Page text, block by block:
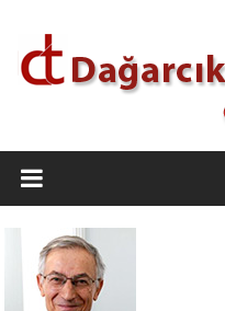
Dağarcık
Türkiye
Türkiye
Cumhuriyeti…